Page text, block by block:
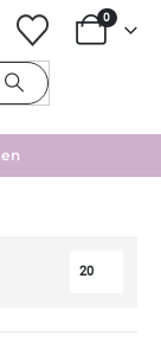
0